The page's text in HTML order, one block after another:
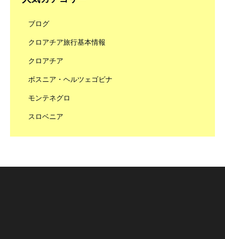
ブログ
クロアチア旅行基本情報
クロアチア
ボスニア・ヘルツェゴビナ
モンテネグロ
スロベニア